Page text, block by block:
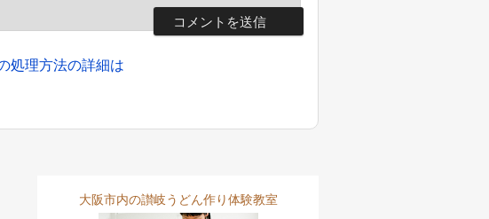
処理方法の詳細は
大阪市内の讃岐うどん作り体験教室